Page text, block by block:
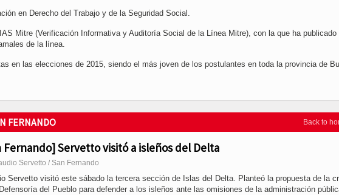
en Derecho del Trabajo y de la Seguridad Social.
Mitre (Verificación Informativa y Auditoría Social de la Línea Mitre), con la que ha publicado
de la línea.
en las elecciones de 2015, siendo el más joven de los postulantes en toda la provincia de
Back to
FERNANDO
Fernando] Servetto visitó a isleños del Delta
Servetto / San Fernando
Servetto visitó este sábado la tercera sección de Islas del Delta. Planteó la propuesta de la
del Pueblo para defender a los isleños ante las omisiones de la administración